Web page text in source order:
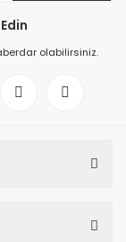
olabilirsiniz.